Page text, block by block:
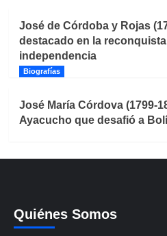
José de Córdoba y Rojas
destacado en la
independencia
Biografías
José María Córdova (1799-
Ayacucho que desafió a
Quiénes Somos